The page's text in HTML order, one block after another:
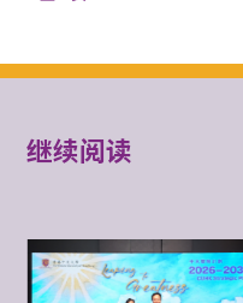
继续阅读